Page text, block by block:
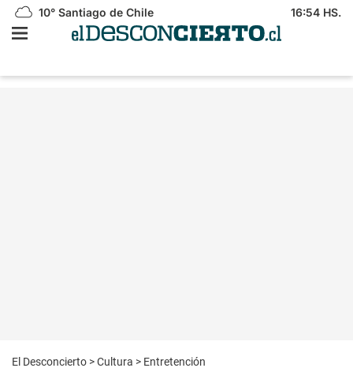
10° Santiago de Chile 16:54 HS.
El Desconcierto >Cultura > Entretención